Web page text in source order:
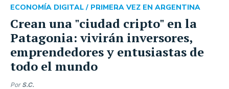
Crean una "ciudad cripto" en la
Patagonia: vivirán inversores,
emprendedores y entusiastas de
todo el mundo
ECONOMÍA DIGITAL / PRIMERA VEZ EN ARGENTINA
Por S.C.